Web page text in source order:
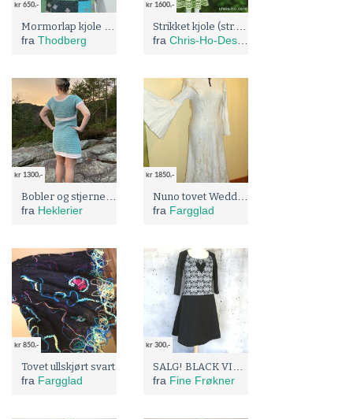
kr 650,-
fra Thodberg
kr 1600,-
fra Chris-Ho-Design
kr 1300,-
fra Heklerier
kr 1850,-
fra Fargglad
kr 850,-
Tovet ullskjørt svart
fra Fargglad
kr 300,-
fra Fine Frøkner